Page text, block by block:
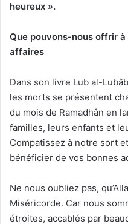
heureux ».
Que pouvons-nous offrir
affaires
Dans son livre Lub al-
les morts se présentent
du mois de Ramadhân en
familles, leurs enfants et
Compatissez à notre sort
bénéficier de vos bonnes
Ne nous oubliez pas,
Miséricorde. Car nous
étroites, accablés par